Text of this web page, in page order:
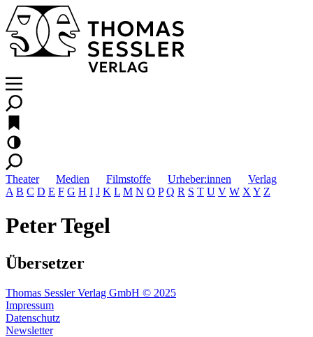
Theater Medien Filmstoffe Urheber:innen
Verlag
A B C D E F G H I J K L M N O P Q R S T U V W X Y Z
Peter Tegel
Übersetzer
Thomas Sessler Verlag GmbH © 2025
Impressum
Datenschutz
Newsletter